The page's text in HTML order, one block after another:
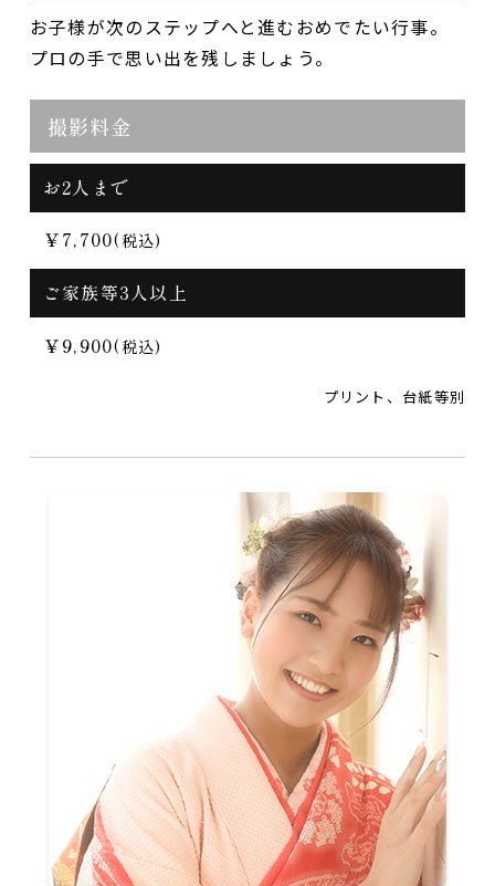
お子様が次のステップへと進むおめでたい行事。
プロの手で思い出を残しましょう。
撮影料金
お2人まで
￥7,700(税込)
ご家族等3人以上
￥9,900(税込)
プリント、台紙等別